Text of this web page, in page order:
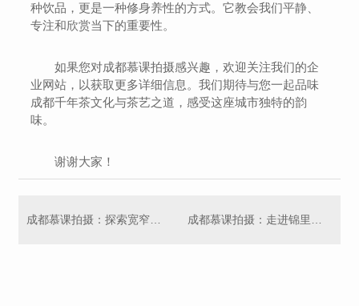
种饮品，更是一种修身养性的方式。它教会我们平静、
专注和欣赏当下的重要性。
如果您对成都慕课拍摄感兴趣，欢迎关注我们的企
业网站，以获取更多详细信息。我们期待与您一起品味
成都千年茶文化与茶艺之道，感受这座城市独特的韵
味。
谢谢大家！